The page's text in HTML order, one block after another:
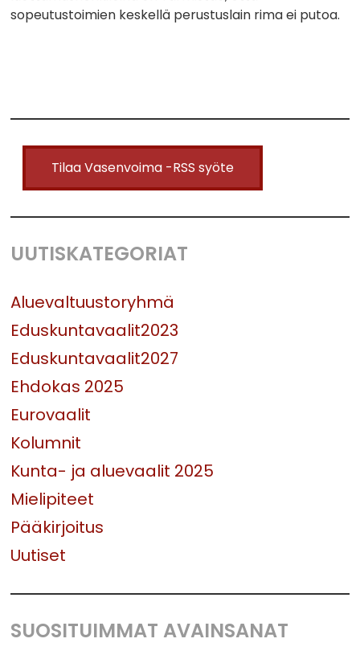
sopeutustoimien keskellä perustuslain rima ei putoa.
Tilaa Vasenvoima -RSS syöte
UUTISKATEGORIAT
Aluevaltuustoryhmä
Eduskuntavaalit2023
Eduskuntavaalit2027
Ehdokas 2025
Eurovaalit
Kolumnit
Kunta- ja aluevaalit 2025
Mielipiteet
Pääkirjoitus
Uutiset
SUOSITUIMMAT AVAINSANAT